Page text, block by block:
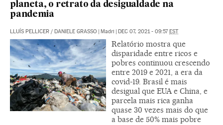
planeta, o retrato da desigualdade na
pandemia
LLUÍS PELLICER / DANIELE GRASSO Madri DEC 07, 2021 - 09:57 EST
Relatório mostra que
disparidade entre ricos e
pobres continuou crescendo
entre 2019 e 2021, a era da
covid-19. Brasil é mais
desigual que EUA e China, e
parcela mais rica ganha
quase 30 vezes mais do que
a base de 50% mais pobre